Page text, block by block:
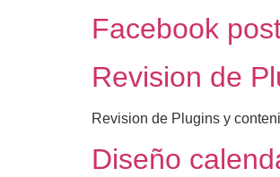
Facebook
Revision de
Revision de Plugins y
Diseño